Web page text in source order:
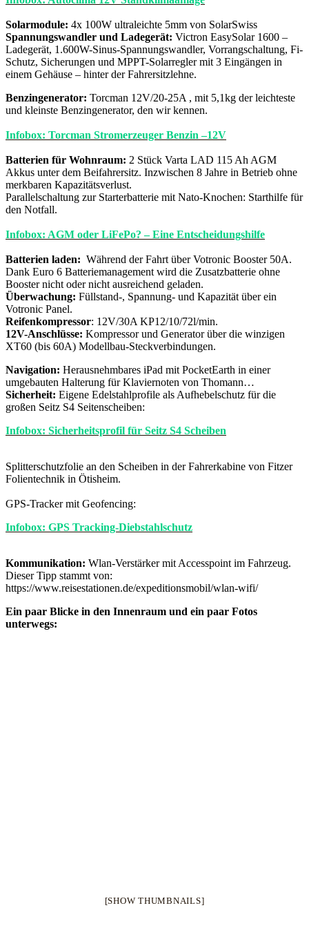
Solarmodule: 4x 100W ultraleichte 5mm von SolarSwiss
Spannungswandler und Ladegerät: Victron EasySolar 1600 –
Ladegerät, 1.600W-Sinus-Spannungswandler, Vorrangschaltung, Fi-
Schutz, Sicherungen und MPPT-Solarregler mit 3 Eingängen in
einem Gehäuse – hinter der Fahrersitzlehne.
Benzingenerator: Torcman 12V/20-25A , mit 5,1kg der leichteste
und kleinste Benzingenerator, den wir kennen.
Infobox: Torcman Stromerzeuger Benzin –12V
Batterien für Wohnraum: 2 Stück Varta LAD 115 Ah AGM
Akkus unter dem Beifahrersitz. Inzwischen 8 Jahre in Betrieb ohne
merkbaren Kapazitätsverlust.
Parallelschaltung zur Starterbatterie mit Nato-Knochen: Starthilfe für
den Notfall.
Infobox: AGM oder LiFePo? – Eine Entscheidungshilfe
Batterien laden: Während der Fahrt über Votronic Booster 50A.
Dank Euro 6 Batteriemanagement wird die Zusatzbatterie ohne
Booster nicht oder nicht ausreichend geladen.
Überwachung: Füllstand-, Spannung- und Kapazität über ein
Votronic Panel.
Reifenkompressor: 12V/30A KP12/10/72l/min.
12V-Anschlüsse: Kompressor und Generator über die winzigen
XT60 (bis 60A) Modellbau-Steckverbindungen.
Navigation: Herausnehmbares iPad mit PocketEarth in einer
umgebauten Halterung für Klaviernoten von Thomann…
Sicherheit: Eigene Edelstahlprofile als Aufhebelschutz für die
großen Seitz S4 Seitenscheiben:
Infobox: Sicherheitsprofil für Seitz S4 Scheiben
Splitterschutzfolie an den Scheiben in der Fahrerkabine von Fitzer
Folientechnik in Ötisheim.
GPS-Tracker mit Geofencing:
Infobox: GPS Tracking-Diebstahlschutz
Kommunikation: Wlan-Verstärker mit Accesspoint im Fahrzeug.
Dieser Tipp stammt von:
https://www.reisestationen.de/expeditionsmobil/wlan-wifi/
Ein paar Blicke in den Innenraum und ein paar Fotos
unterwegs:
[SHOW THUMBNAILS]